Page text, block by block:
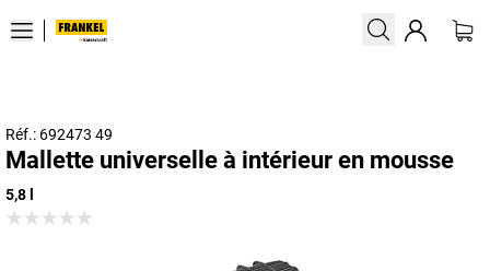
Réf.: 692473 49
Mallette universelle à intérieur en mousse
5,8 l